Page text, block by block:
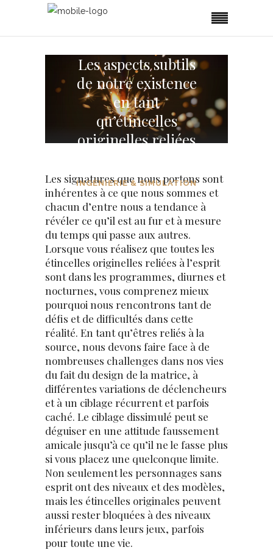
Les aspects subtils
de notre existence
en tant
qu’étincelles
originelles reliées
INGÉNIERIE & SIMULATION
Les signatures que nous portons sont
inhérentes à ce que nous sommes et
chacun d’entre nous a tendance à
révéler ce qu’il est au fur et à mesure
du temps qui passe aux autres.
Lorsque vous réalisez que toutes les
étincelles originelles reliées à l’esprit
sont dans les programmes, diurnes et
nocturnes, vous comprenez mieux
pourquoi nous rencontrons tant de
défis et de difficultés dans cette
réalité. En tant qu’êtres reliés à la
source, nous devons faire face à de
nombreuses challenges dans nos vies
du fait du design de la matrice, à
différentes variations de déclencheurs
et à un ciblage récurrent et parfois
caché. Le ciblage dissimulé peut se
déguiser en une attitude faussement
amicale jusqu’à ce qu’il ne le fasse plus
si vous placez une quelconque limite.
Non seulement les personnages sans
esprit ont des niveaux et des modèles,
mais les étincelles originales peuvent
aussi rester bloquées à des niveaux
inférieurs dans leurs jeux, parfois
pour toute une vie.